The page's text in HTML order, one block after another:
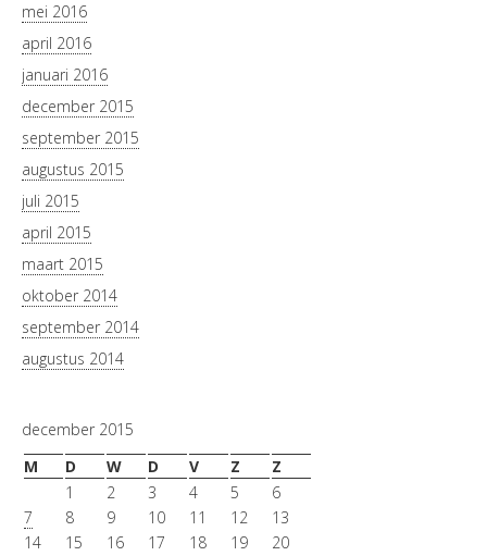
mei 2016
april 2016
januari 2016
december 2015
september 2015
augustus 2015
juli 2015
april 2015
maart 2015
oktober 2014
september 2014
augustus 2014
december 2015
M
D W D V Z
Z
1
2 3 4 5
6
7
8 9 10 11 12
13
14
15 16 17 18 19
20